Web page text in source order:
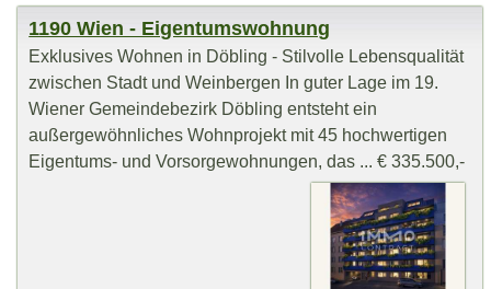
1190 Wien - Eigentumswohnung
Exklusives Wohnen in Döbling - Stilvolle Lebensqualität
zwischen Stadt und Weinbergen In guter Lage im 19.
Wiener Gemeindebezirk Döbling entsteht ein
außergewöhnliches Wohnprojekt mit 45 hochwertigen
Eigentums- und Vorsorgewohnungen, das ... € 335.500,-